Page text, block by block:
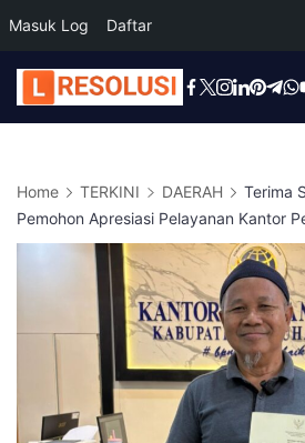
Masuk Log Daftar
Skip
to
Home TERKINI DAERAH
Terima
Pemohon Apresiasi Pelayanan Kantor